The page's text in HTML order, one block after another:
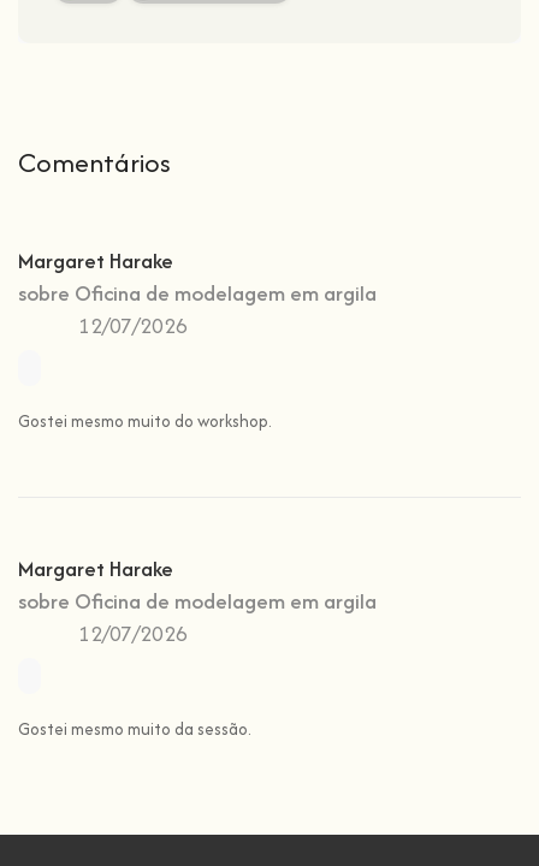
Comentários
Margaret Harake
sobre Oficina de modelagem em argila
12/07/2026
Gostei mesmo muito do workshop.
Margaret Harake
sobre Oficina de modelagem em argila
12/07/2026
Gostei mesmo muito da sessão.